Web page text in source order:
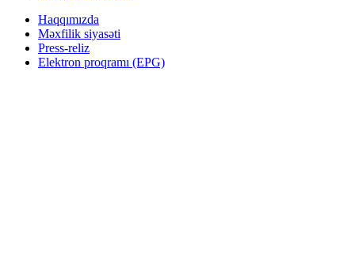
Haqqımızda
Məxfilik siyasəti
Press-reliz
Elektron proqramı (EPG)